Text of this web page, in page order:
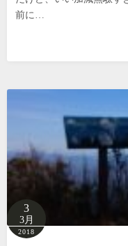
前に…
3
3月
2018